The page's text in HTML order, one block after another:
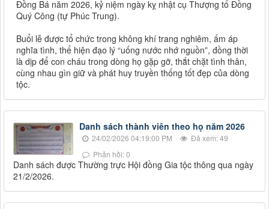
Đồng Bá năm 2026, kỷ niệm ngày kỵ nhật cụ Thượng tổ Đồng
Quý Công (tự Phúc Trung).
Buổi lễ được tổ chức trong không khí trang nghiêm, ấm áp
nghĩa tình, thể hiện đạo lý “uống nước nhớ nguồn”, đồng thời
là dịp để con cháu trong dòng họ gặp gỡ, thắt chặt tình thân,
cùng nhau gìn giữ và phát huy truyền thống tốt đẹp của dòng
tộc.
Danh sách thành viên theo họ năm 2026
24/02/2026 04:19:00 PM
Đã xem: 49
Phản hồi: 0
Danh sách được Thường trực Hội đồng Gia tộc thông qua ngày
21/2/2026.